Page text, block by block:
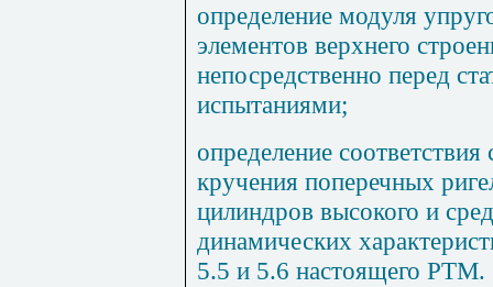
определение модуля
элементов верхнего
непосредственно перед
испытаниями;
определение
кручения поперечных
цилиндров высокого и
динамических
5.5 и 5.6 настоящего РТМ.